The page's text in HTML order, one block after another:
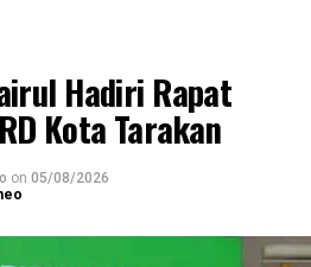
Hadiri Rapat
Kota Tarakan
on 05/08/2026